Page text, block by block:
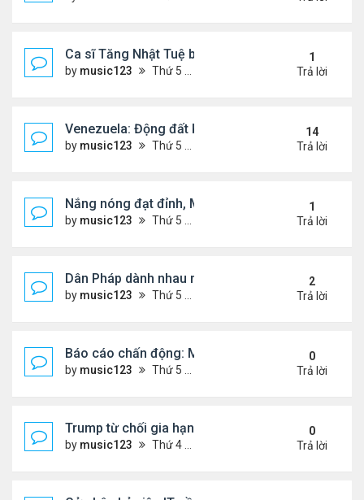
Ca sĩ Tăng Nhật Tuệ bị bắt
by music123 Thứ 5 Tháng 7 02, 2026 9:03 pm
1
Trả lời
Venezuela: Động đất kinh hoàng,số người chết
by music123 Thứ 5 Tháng 6 25, 2026 12:02 pm
14
Trả lời
Nắng nóng đạt đỉnh, Mỹ cảnh báo khẩn
by music123 Thứ 5 Tháng 7 02, 2026 8:22 pm
1
Trả lời
Dân Pháp dành nhau mua máy lạnh
by music123 Thứ 5 Tháng 7 02, 2026 8:40 pm
2
Trả lời
Báo cáo chấn động: Mật vụ Mỹ bỏ lỡ cảnh báo
by music123 Thứ 5 Tháng 7 02, 2026 8:26 pm
0
Trả lời
Trump từ chối gia hạn Mỹ-Canada-Mexico trade
by music123 Thứ 4 Tháng 7 01, 2026 8:20 pm
0
Trả lời